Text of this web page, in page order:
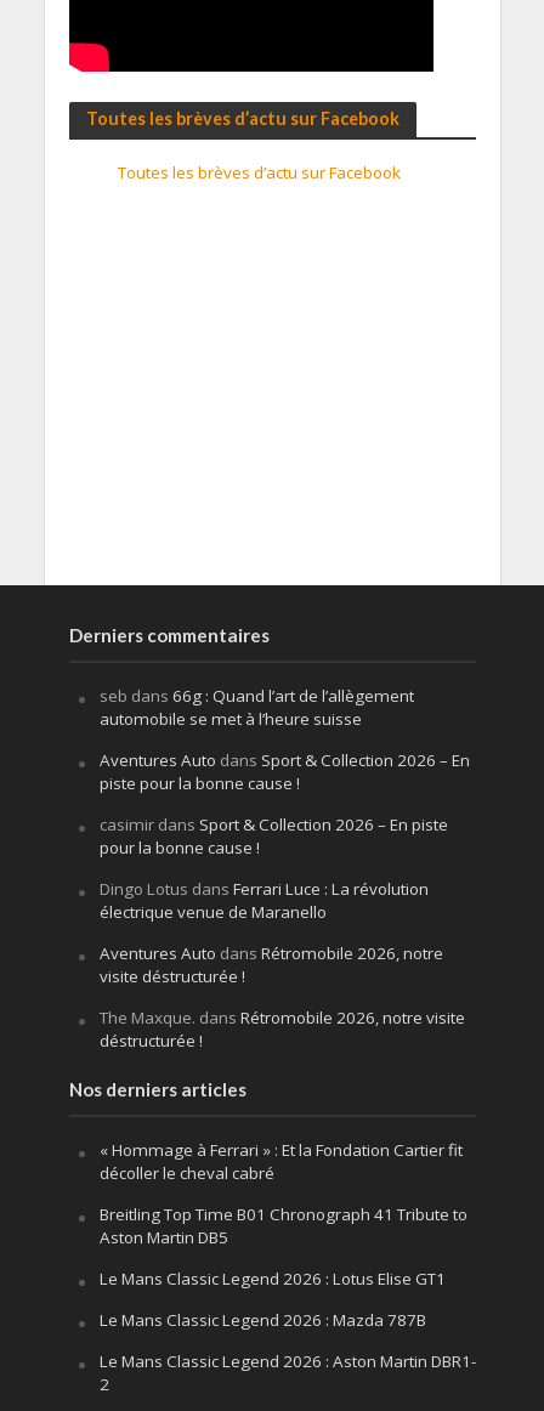
Toutes les brèves d’actu sur Facebook
Toutes les brèves d’actu sur Facebook
Derniers commentaires
seb dans 66g : Quand l’art de l’allègement
automobile se met à l’heure suisse
Aventures Auto dans Sport & Collection 2026 – En
piste pour la bonne cause !
casimirdans Sport & Collection 2026 – En piste
pour la bonne cause !
Dingo Lotus dans Ferrari Luce : La révolution
électrique venue de Maranello
Aventures Auto dans Rétromobile 2026, notre
visite déstructurée !
The Maxque. dans Rétromobile 2026, notre visite
déstructurée !
Nos derniers articles
« Hommage à Ferrari » : Et la Fondation Cartier fit
décoller le cheval cabré
Breitling Top Time B01 Chronograph 41 Tribute to
Aston Martin DB5
Le Mans Classic Legend 2026 : Lotus Elise GT1
Le Mans Classic Legend 2026 : Mazda 787B
Le Mans Classic Legend 2026 : Aston Martin DBR1-
2